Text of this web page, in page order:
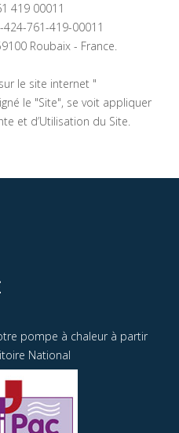
419 00011
424-761-419-00011
Roubaix - France.
le site internet "
le "Site", se voit appliquer
et d’Utilisation du Site.
pompe à chaleur à partir
National